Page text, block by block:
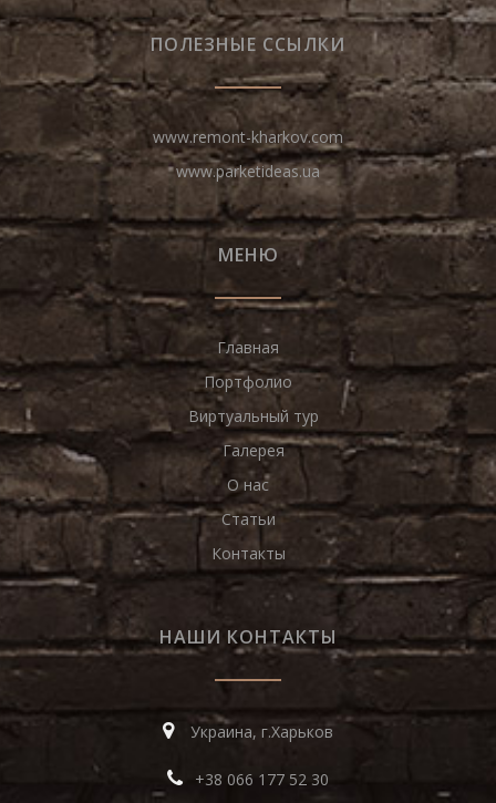
ПОЛЕЗНЫЕ ССЫЛКИ
www.remont-kharkov.com
www.parketideas.ua
МЕНЮ
Главная
Портфолио
Виртуальный тур
Галерея
О нас
Статьи
Контакты
НАШИ КОНТАКТЫ
Украина, г.Харьков
+38 066 177 52 30